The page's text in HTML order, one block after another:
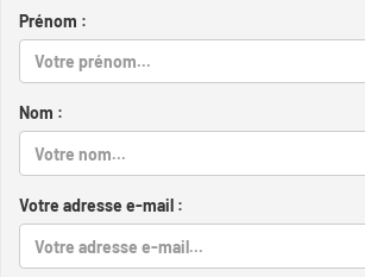
Prénom :
Nom :
Votre adresse e-mail :